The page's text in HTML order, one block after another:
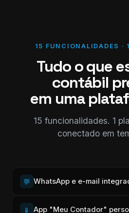
15 FUNCIONALIDADES ·
Tudo o que
contábil
em uma
15 funcionalidades. 1
conectado em
💬 WhatsApp e e-mail
📱 App "Meu Contador"